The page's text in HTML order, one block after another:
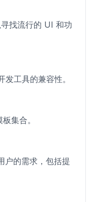
找流行的 UI 和功
工具的兼容性。
集合。
户的需求，包括提